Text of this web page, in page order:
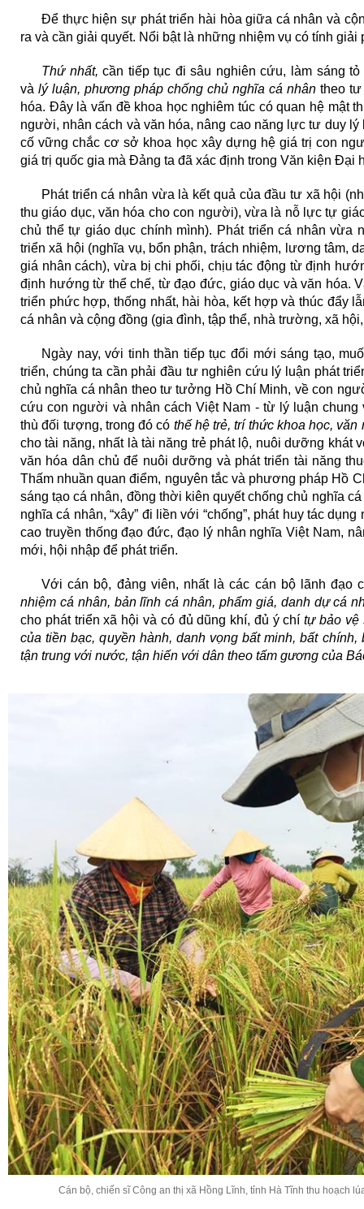
Để thực hiện sự phát triển hài hòa giữa cá nhân và
ra và cần giải quyết. Nổi bật là những nhiệm vụ có tính giải
Thứ nhất, cần tiếp tục đi sâu nghiên cứu, làm sáng tỏ
và lý luận, phương pháp chống chủ nghĩa cá nhân theo
hóa. Đây là vấn đề khoa học nghiêm túc có quan hệ mật
người, nhân cách và văn hóa, nâng cao năng lực tư duy
cố vững chắc cơ sở khoa học xây dựng hệ giá trị con
giá trị quốc gia mà Đảng ta đã xác định trong Văn kiện Đại
Phát triển cá nhân vừa là kết quả của đầu tư xã hội
thu giáo dục, văn hóa cho con người), vừa là nỗ lực tự
chủ thể tự giáo dục chính mình). Phát triển cá nhân vừa
triển xã hội (nghĩa vụ, bổn phận, trách nhiệm, lương tâm,
giá nhân cách), vừa bị chi phối, chịu tác động từ định
định hướng từ thể chế, từ đạo đức, giáo dục và văn hóa.
triển phức hợp, thống nhất, hài hòa, kết hợp và thúc đẩy
cá nhân và cộng đồng (gia đình, tập thể, nhà trường, xã
Ngày nay, với tinh thần tiếp tục đổi mới sáng tạo,
triển, chúng ta cần phải đầu tư nghiên cứu lý luận phát
chủ nghĩa cá nhân theo tư tưởng Hồ Chí Minh, về con
cứu con người và nhân cách Việt Nam - từ lý luận
thù đối tượng, trong đó có thế hệ trẻ, trí thức khoa học, văn
cho tài năng, nhất là tài năng trẻ phát lộ, nuôi dưỡng khát
văn hóa dân chủ để nuôi dưỡng và phát triển tài năng
Thấm nhuần quan điểm, nguyên tắc và phương pháp Hồ
sáng tạo cá nhân, đồng thời kiên quyết chống chủ nghĩa cá
nghĩa cá nhân, “xây” đi liền với “chống”, phát huy tác
cao truyền thống đạo đức, đạo lý nhân nghĩa Việt Nam,
mới, hội nhập để phát triển.
Với cán bộ, đảng viên, nhất là các cán bộ lãnh đạo
nhiệm cá nhân, bản lĩnh cá nhân, phẩm giá, danh dự cá
cho phát triển xã hội và có đủ dũng khí, đủ ý chítự bảo vệ
của tiền bạc, quyền hành, danh vọng bất minh, bất
tận trung với nước, tận hiến với dân theo tấm gương của
Cán bộ, chiến sĩ Công an thị xã Hồng Lĩnh, tỉnh Hà Tĩnh thu hoạch